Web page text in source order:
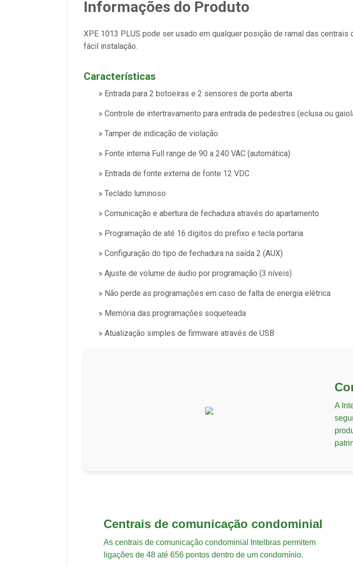
Informações do Produto
XPE 1013 PLUS pode ser usado em qualquer posição de ramal das
fácil instalação.
Características
» Entrada para 2 botoeiras e 2 sensores de porta aberta
» Controle de intertravamento para entrada de pedestres (eclusa ou
» Tamper de indicação de violação
» Fonte interna Full range de 90 a 240 VAC (automática)
» Entrada de fonte externa de fonte 12 VDC
» Teclado luminoso
» Comunicação e abertura de fechadura através do apartamento
» Programação de até 16 dígitos do prefixo e tecla portaria
» Configuração do tipo de fechadura na saída 2 (AUX)
» Ajuste de volume de áudio por programação (3 níveis)
» Não perde as programações em caso de falta de energia elétrica
» Memória das programações soqueteada
» Atualização simples de firmware através de USB
A
Centrais de comunicação condominial
As centrais de comunicação condominial Intelbras permitem
ligações de 48 até 656 pontos dentro de um condomínio.